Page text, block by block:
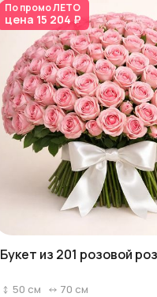
По промоЛЕТО
цена 15 204 ₽
Букет из 201 розовой
50 см 70 см